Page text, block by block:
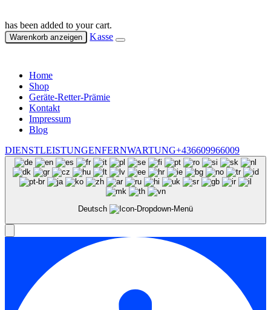
has been added to your cart.
Warenkorb anzeigen Kasse
Home
Shop
Geräte-Retter-Prämie
Kontakt
Impressum
Blog
DIENSTLEISTUNGENFERNWARTUNG+436609966009
Deutsch